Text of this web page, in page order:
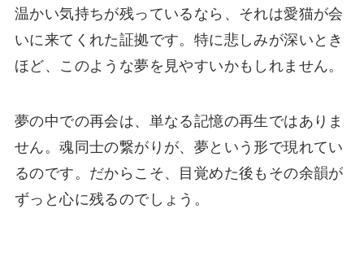
温かい気持ちが残っているなら、それは愛猫が会
いに来てくれた証拠です。特に悲しみが深いとき
ほど、このような夢を見やすいかもしれません。
夢の中での再会は、単なる記憶の再生ではありま
せん。魂同士の繋がりが、夢という形で現れてい
るのです。だからこそ、目覚めた後もその余韻が
ずっと心に残るのでしょう。